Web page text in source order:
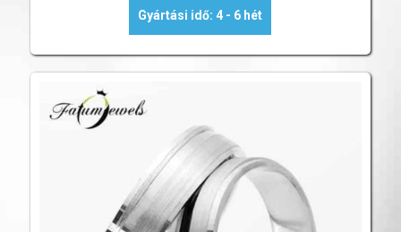
Gyártási idő: 4 - 6 hét